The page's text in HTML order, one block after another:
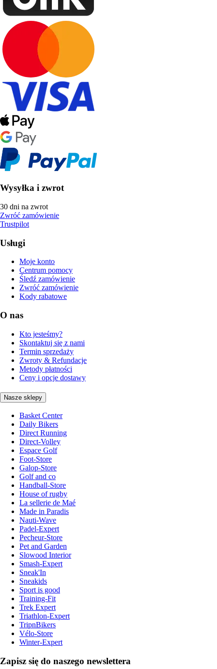
Wysyłka i zwrot
30 dni na zwrot
Zwróć zamówienie
Trustpilot
Usługi
Moje konto
Centrum pomocy
Śledź zamówienie
Zwróć zamówienie
Kody rabatowe
O nas
Kto jesteśmy?
Skontaktuj się z nami
Termin sprzedaży
Zwroty & Refundacje
Metody płatności
Ceny i opcje dostawy
Nasze sklepy
Basket Center
Daily Bikers
Direct Running
Direct-Volley
Espace Golf
Foot-Store
Galop-Store
Golf and co
Handball-Store
House of rugby
La sellerie de Maé
Made in Paradis
Nauti-Wave
Padel-Expert
Pecheur-Store
Pet and Garden
Slowood Interior
Smash-Expert
Sneak'In
Sneakids
Sport is good
Training-Fit
Trek Expert
Triathlon-Expert
TripnBikers
Vélo-Store
Winter-Expert
Zapisz się do naszego newslettera